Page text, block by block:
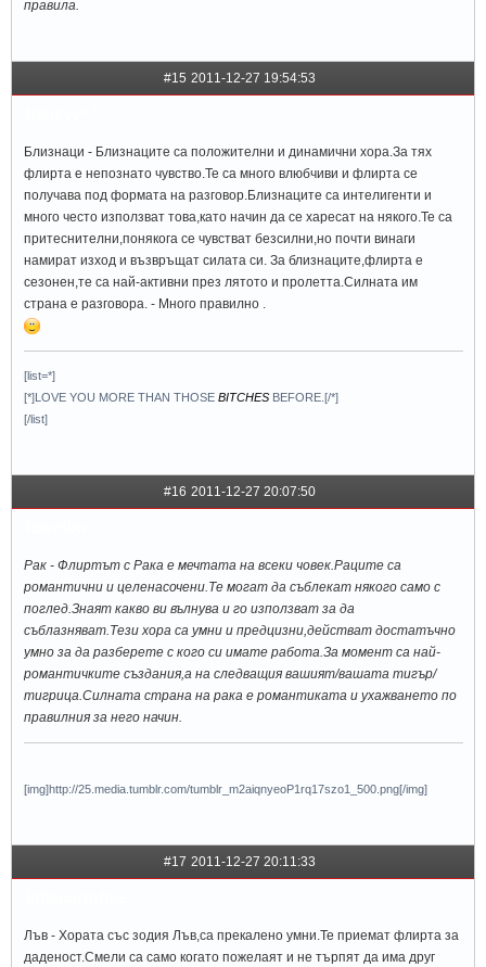
правила.
#15 2011-12-27 19:54:53
Близнаци - Близнаците са положителни и динамични хора.За тях
флирта е непознато чувство.Те са много влюбчиви и флирта се
получава под формата на разговор.Близнаците са интелигенти и
много често използват това,като начин да се харесат на някого.Те са
притеснителни,понякога се чувстват безсилни,но почти винаги
намират изход и възвръщат силата си. За близнаците,флирта е
сезонен,те са най-активни през лятото и пролетта.Силната им
страна е разговора. - Много правилно .
[list=*]
[*]LOVE YOU MORE THAN THOSE BITCHES BEFORE.[/*]
[/list]
#16 2011-12-27 20:07:50
Рак - Флиртът с Рака е мечтата на всеки човек.Раците са
романтични и целенасочени.Те могат да съблекат някого само с
поглед.Знаят какво ви вълнува и го използват за да
съблазняват.Тези хора са умни и предцизни,действат достатъчно
умно за да разберете с кого си имате работа.За момент са най-
романтичките създания,а на следващия вашият/вашата тигър/
тигрица.Силната страна на рака е романтиката и ухажването по
правилния за него начин.
[img]http://25.media.tumblr.com/tumblr_m2aiqnyeoP1rq17szo1_500.png[/img]
#17 2011-12-27 20:11:33
Лъв - Хората със зодия Лъв,са прекалено умни.Те приемат флирта за
даденост.Смели са само когато пожелаят и не търпят да има друг